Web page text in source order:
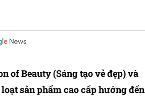
of Beauty (Sáng tạo vẻ đẹp) và
sản phẩm cao cấp hướng đến